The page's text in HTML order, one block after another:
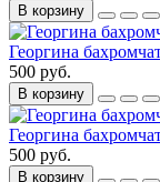
В корзину
Георгина
500 руб.
В корзину
Георгина
500 руб.
В корзину